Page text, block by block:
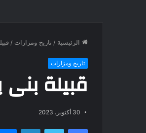
الرئيسية / تاريخ ومزارات /
تاريخ ومزارات
قبيلة
30 أكتوبر، 2023
فيسبوك تويتر لينكدإن